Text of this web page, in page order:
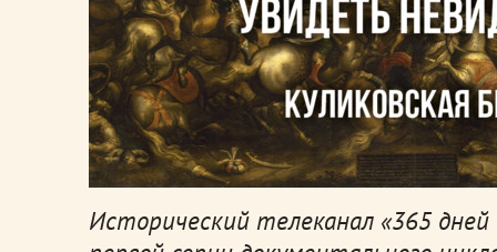
Исторический телеканал «365